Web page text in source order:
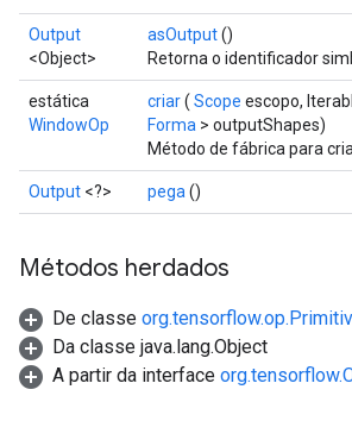
Output
<Object>
asOutput()
Retorna o identificador
estática
WindowOp
criar( Scope escopo,
Forma > outputShapes)
Método de fábrica para
Output <?> pega ()
Métodos herdados
De classe
Da classe java.lang.Object
A partir da interface